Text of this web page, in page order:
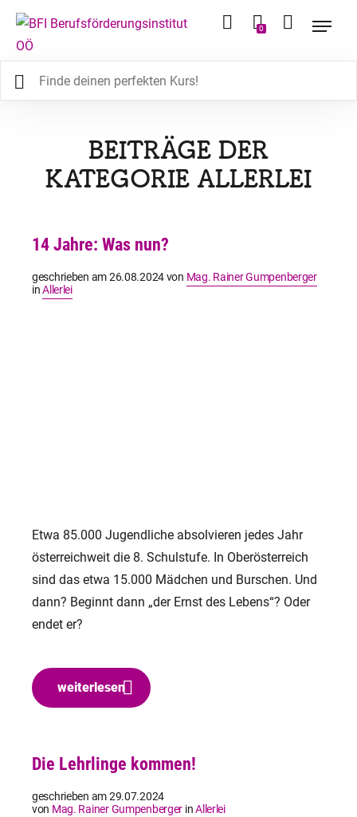
0
BEITRÄGE DER
KATEGORIE ALLERLEI
14 Jahre: Was nun?
geschrieben am26.08.2024von Mag. Rainer Gumpenberger
inAllerlei
Etwa 85.000 Jugendliche absolvieren jedes Jahr
österreichweit die 8. Schulstufe. In Oberösterreich
sind das etwa 15.000 Mädchen und Burschen. Und
dann? Beginnt dann „der Ernst des Lebens“? Oder
endet er?
weiterlesen
Die Lehrlinge kommen!
geschrieben am29.07.2024
von Mag. Rainer Gumpenberger inAllerlei